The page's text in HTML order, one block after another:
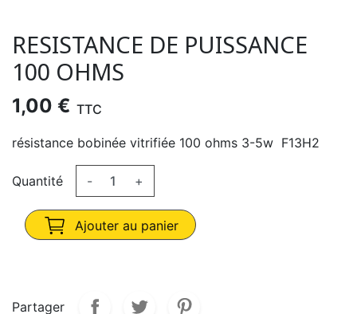
RESISTANCE DE PUISSANCE
100 OHMS
1,00 € TTC
résistance bobinée vitrifiée 100 ohms 3-5w F13H2
Quantité - +
Ajouter au panier
Partager